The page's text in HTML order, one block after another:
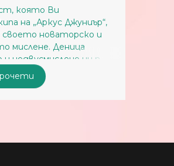
Продължаваме поредицата
интервюта със следващия
присъединил се към екипа на
Джуниър“. Аделина Сиракова е
които разпознаваме, че са